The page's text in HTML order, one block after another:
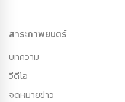
สาระภาพยนตร์
บทความ
วีดีโอ
จดหมายข่าว